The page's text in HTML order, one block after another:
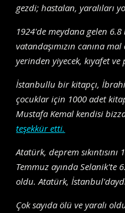
gezdi; hastalan, yaralıları
1924'de meydana gelen
vatandaşımızın canına
yerinden yiyecek, kıyafet
İstanbullu bir kitapçı,
çocuklar için 1000 adet
Mustafa Kemal kendisi
teşekkür etti.
Atatürk, deprem sıkıntısını
Temmuz ayında
oldu. Atatürk,
Çok sayıda ölü ve yaralı